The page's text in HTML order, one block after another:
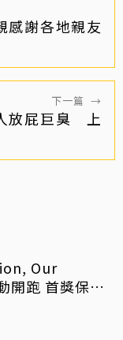
感謝各地親友
下一篇 →
放屁巨臭 上
Our
開跑 首獎保證